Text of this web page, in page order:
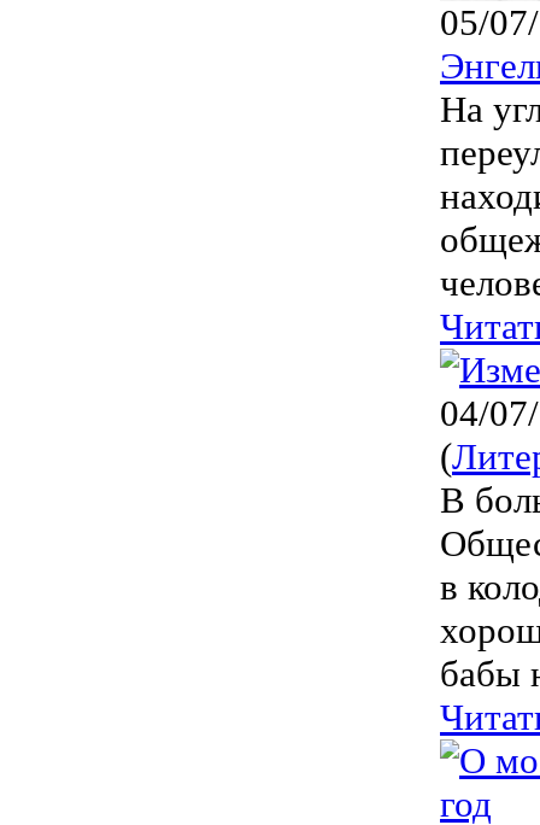
05/
На
04/
(
В
в
бабы